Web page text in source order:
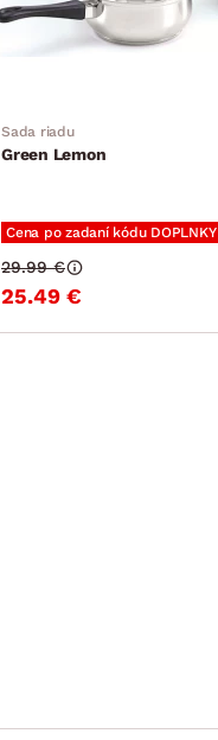
Sada riadu
Green Lemon
Cena po zadaní kódu DOPLNKY
25.49 €
29.99 €